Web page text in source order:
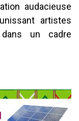
audacieuse
artistes
un cadre